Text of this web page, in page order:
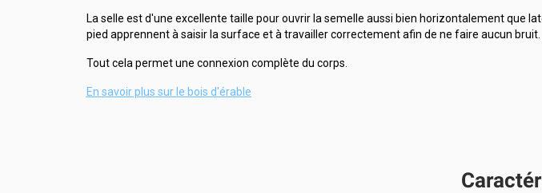
La selle est d'une excellente taille pour ouvrir la semelle aussi bien horizontalement que
pied apprennent à saisir la surface et à travailler correctement afin de ne faire aucun bruit.
Tout cela permet une connexion complète du corps.
En savoir plus sur le bois d'érable